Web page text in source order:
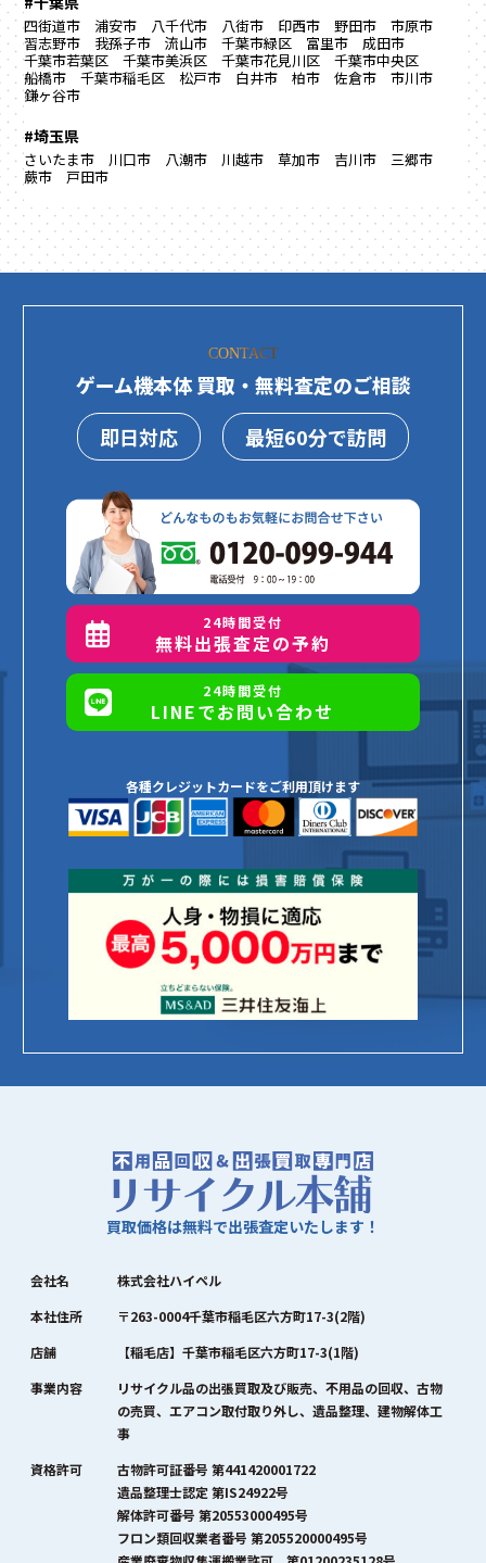
四街道市 浦安市 八千代市 八街市 印西市 野田市
市原市
習志野市
我孫子市 流山市 千葉市緑区 富里市
成田市
千葉市若葉区
千葉市美浜区 千葉市花見川区
千葉市中央区
船橋市
千葉市稲毛区 松戸市 白井市 柏市 佐倉市
市川市
鎌ヶ谷市
#埼玉県
さいたま市 川口市 八潮市 川越市 草加市 吉川市
三郷市
蕨市
戸田市
CONTACT
ゲーム機本体 買取・無料査定のご相談
即日対応
最短60分で訪問
24時間受付
無料出張査定の予約
24時間受付
LINEでお問い合わせ
各種クレジットカードをご利用頂けます
買取価格は無料で出張査定いたします！
会社名
株式会社ハイペル
本社住所
〒263-0004千葉市稲毛区六方町17-3(2階)
店舗
【稲毛店】千葉市稲毛区六方町17-3(1階)
事業内容
リサイクル品の出張買取及び販売、不用品の回収、古物
の売買、エアコン取付取り外し、遺品整理、建物解体工
事
資格許可
古物許可証番号 第441420001722
遺品整理士認定 第IS24922号
解体許可番号 第20553000495号
フロン類回収業者番号 第205520000495号